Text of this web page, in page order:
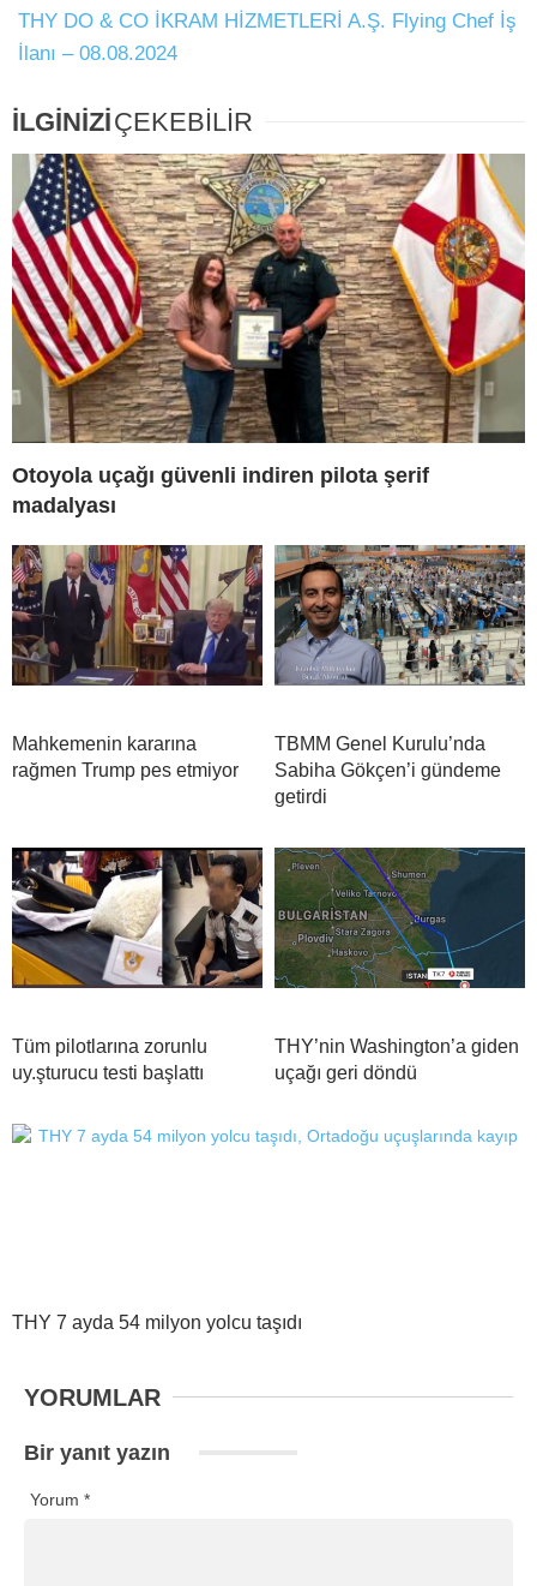
THY DO & CO İKRAM HİZMETLERİ A.Ş. Flying Chef İş
İlanı – 08.08.2024
İLGİNİZİÇEKEBİLİR
Otoyola uçağı güvenli indiren pilota şerif
madalyası
Mahkemenin kararına
rağmen Trump pes etmiyor
TBMM Genel Kurulu’nda
Sabiha Gökçen’i gündeme
getirdi
Tüm pilotlarına zorunlu
uy.şturucu testi başlattı
THY’nin Washington’a giden
uçağı geri döndü
THY 7 ayda 54 milyon yolcu taşıdı
YORUMLAR
Bir yanıt yazın
Yorum *